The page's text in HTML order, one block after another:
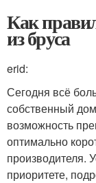
Как
из бруса
erid:
Сегодня всё
собственный
возможность
оптимально
производителя.
приоритете,